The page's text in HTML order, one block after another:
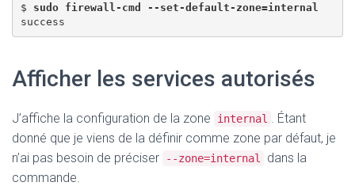
$ sudo firewall-cmd --set-default-zone=internal
Afficher les services autorisés
J’affiche la configuration de la zone internal . Étant
donné que je viens de la définir comme zone par défaut, je
n’ai pas besoin de préciser
--zone=internal
dans la
commande.